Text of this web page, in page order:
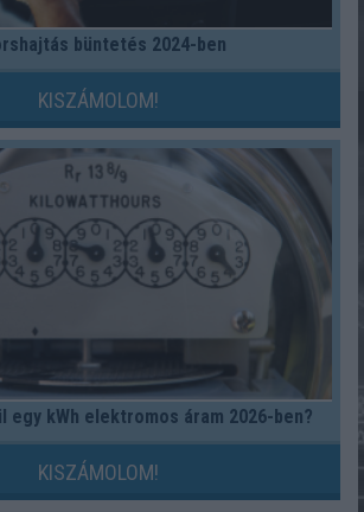
büntetés 2024-ben
KISZÁMOLOM!
egy kWh elektromos áram 2026-ben?
KISZÁMOLOM!